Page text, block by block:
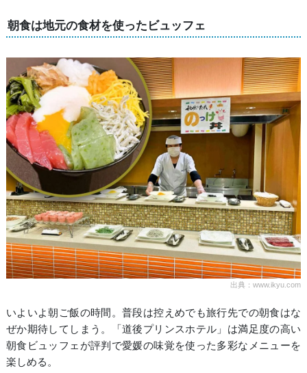
朝食は地元の食材を使ったビュッフェ
出典：www.ikyu.com
いよいよ朝ご飯の時間。普段は控えめでも旅行先での朝食はな
ぜか期待してしまう。「道後プリンスホテル」は満足度の高い
朝食ビュッフェが評判で愛媛の味覚を使った多彩なメニューを
楽しめる。